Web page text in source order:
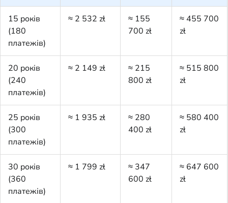
15 років
(180
платежів)
≈ 2 532 zł
≈ 155
700 zł
≈ 455 700
zł
20 років
(240
платежів)
≈ 2 149 zł
≈ 215
800 zł
≈ 515 800
zł
25 років
(300
платежів)
≈ 1 935 zł
≈ 280
400 zł
≈ 580 400
zł
30 років
(360
платежів)
≈ 1 799 zł
≈ 347
600 zł
≈ 647 600
zł